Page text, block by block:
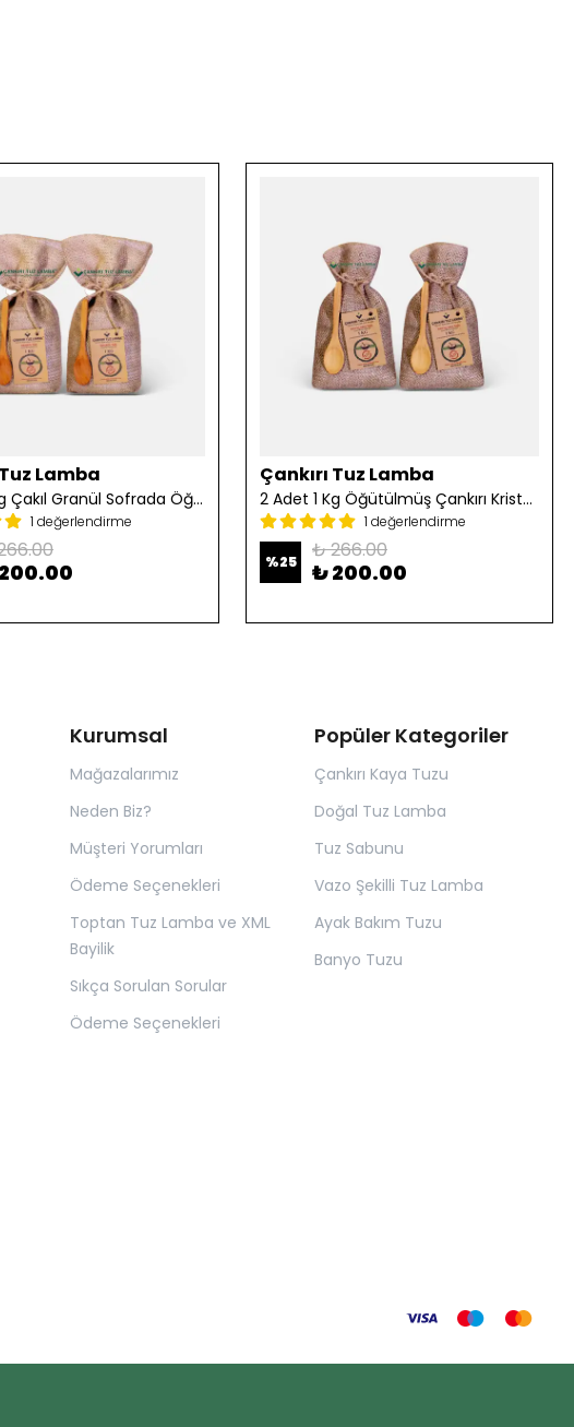
Lamba
2 Adet 1 Kg Çakıl Granül Sofrada Öğütme Tuzu
1 değerlendirme
Çankırı Tuz Lamba
2 Adet 1 Kg Öğütülmüş Çankırı Kristal Kaya Tuzu
1 değerlendirme
%25 ₺ 266.00
₺ 200.00
Kurumsal
Mağazalarımız
Neden Biz?
Müşteri Yorumları
Ödeme Seçenekleri
Toptan Tuz Lamba ve XML
Bayilik
Sıkça Sorulan Sorular
Ödeme Seçenekleri
Popüler Kategoriler
Çankırı Kaya Tuzu
Doğal Tuz Lamba
Tuz Sabunu
Vazo Şekilli Tuz Lamba
Ayak Bakım Tuzu
Banyo Tuzu